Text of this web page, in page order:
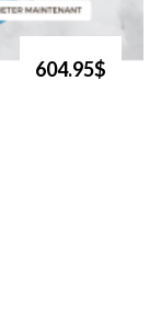
604.95$